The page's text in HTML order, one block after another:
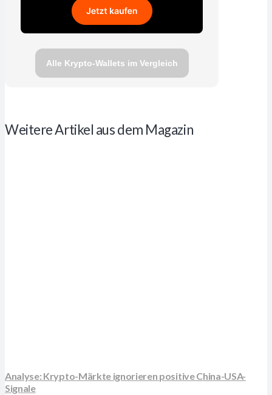
Alle Krypto-Wallets im Vergleich
Weitere Artikel aus dem Magazin
Analyse: Krypto-Märkte ignorieren positive China-USA-
Signale